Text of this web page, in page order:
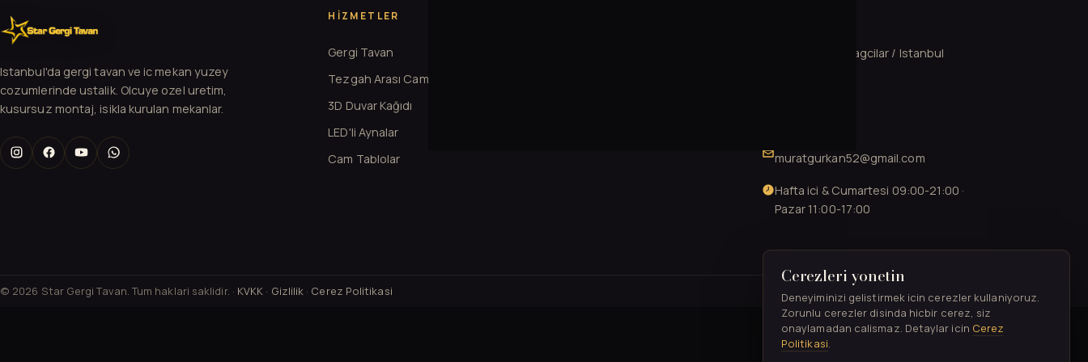
Istanbul'da gergi tavan ve ic mekan yuzey
cozumlerinde ustalik. Olcuye ozel uretim,
kusursuz montaj, isikla kurulan mekanlar.
HIZMETLER
Gergi Tavan
Tezgah Arası Cam
3D Duvar Kağıdı
LED'li Aynalar
Cam Tablolar
Mahmutbey, Bagcilar / Istanbul
muratgurkan52@gmail.com
Hafta ici & Cumartesi 09:00-21:00 ·
Pazar 11:00-17:00
© 2026 Star Gergi Tavan. Tum haklari saklidir. · KVKK · Gizlilik · Cerez Politikasi TASARIM & GELISTIRME
Cerezleri yonetin
Deneyiminizi gelistirmek icin cerezler kullaniyoruz.
Zorunlu cerezler disinda hicbir cerez, siz
onaylamadan calismaz. Detaylar icin Cerez
Politikasi.